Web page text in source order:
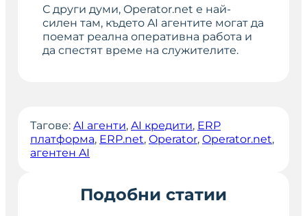
С други думи, Operator.net е най-
силен там, където AI агентите могат да
поемат реална оперативна работа и
да спестят време на служителите.
Тагове: AI агенти, AI кредити, ERP
платформа, ERP.net, Operator, Operator.net
агентен AI
Подобни статии